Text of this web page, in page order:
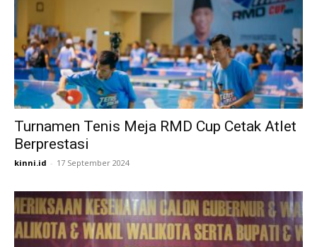
Turnamen Tenis Meja RMD Cup Cetak Atlet
Berprestasi
kinni.id - 17 September 2024